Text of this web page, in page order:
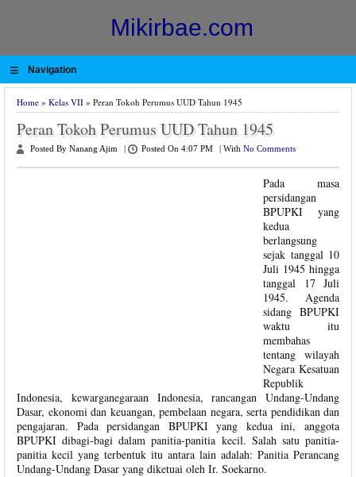
Mikirbae.com
≡ Navigation
Home » Kelas VII » Peran Tokoh Perumus UUD Tahun 1945
Peran Tokoh Perumus UUD Tahun 1945
Posted By Nanang Ajim Posted On 4:07 PM With No Comments
Pada masa
persidangan
BPUPKI yang
kedua
berlangsung
sejak tanggal 10
Juli 1945 hingga
tanggal 17 Juli
1945. Agenda
sidang BPUPKI
waktu itu
membahas
tentang wilayah
Negara Kesatuan
Republik
Indonesia, kewarganegaraan Indonesia, rancangan Undang-Undang
Dasar, ekonomi dan keuangan, pembelaan negara, serta pendidikan dan
pengajaran. Pada persidangan BPUPKI yang kedua ini, anggota
BPUPKI dibagi-bagi dalam panitia-panitia kecil. Salah satu panitia-
panitia kecil yang terbentuk itu antara lain adalah: Panitia Perancang
Undang-Undang Dasar yang diketuai oleh Ir. Soekarno.